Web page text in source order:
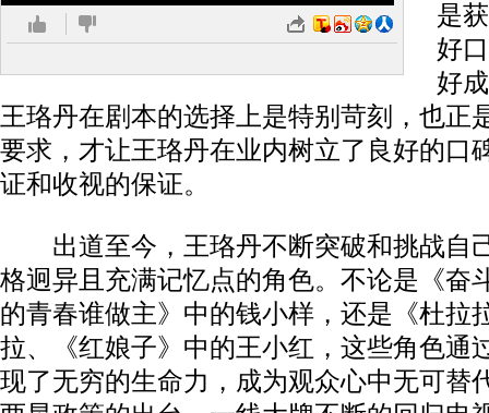
是
好
好
王珞丹在剧本的选择上是特别苛刻，也正
要求，才让王珞丹在业内树立了良好的口
证和收视的保证。
出道至今，王珞丹不断突破和挑战自
格迥异且充满记忆点的角色。不论是《奋
的青春谁做主》中的钱小样，还是《杜拉
拉、《红娘子》中的王小红，这些角色通
现了无穷的生命力，成为观众心中无可替